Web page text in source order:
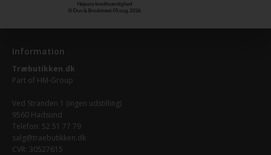
Information
Træbutikken.dk
Part of HM-Group
Ved Stranden 1 (ingen udstilling)
9560 Hadsund
Telefon: 52 51 77 79
salg@traebutikken.dk
CVR: 30527615